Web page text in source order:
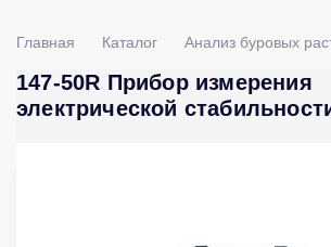
Главная Каталог Анализ буровых
147-50R Прибор измерения
электрической